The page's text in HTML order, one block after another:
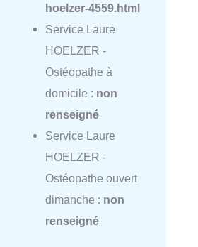
hoelzer-4559.html
Service Laure
HOELZER -
Ostéopathe à
domicile : non
renseigné
Service Laure
HOELZER -
Ostéopathe ouvert
dimanche : non
renseigné